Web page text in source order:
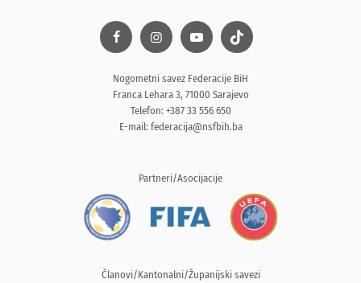
Nogometni savez Federacije BiH
Franca Lehara 3, 71000 Sarajevo
Telefon: +387 33 556 650
E-mail: federacija@nsfbih.ba
Partneri/Asocijacije
Članovi/Kantonalni/Županijski savezi